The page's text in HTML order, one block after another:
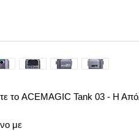
το ACEMAGIC Tank 03 - Η
με